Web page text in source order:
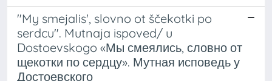
"My smejalis', slovno ot ščekotki po
serdcu". Mutnaja ispoved/ u
Dostoevskogo «Мы смеялись, словно от
щекотки по сердцу». Мутная исповедь у
Достоевского